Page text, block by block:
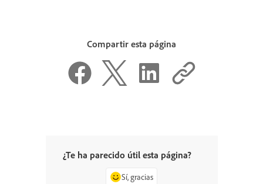
Compartir esta página
¿Te ha parecido útil esta página?
Sí, gracias